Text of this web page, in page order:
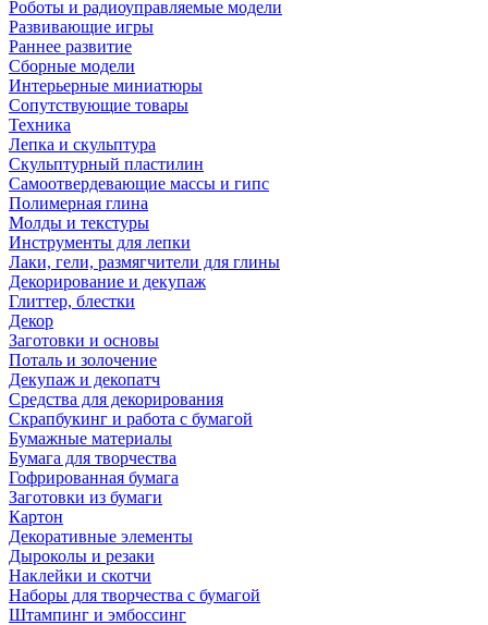
Роботы и радиоуправляемые модели
Развивающие игры
Раннее развитие
Сборные модели
Интерьерные миниатюры
Сопутствующие товары
Техника
Лепка и скульптура
Скульптурный пластилин
Самоотвердевающие массы и гипс
Полимерная глина
Молды и текстуры
Инструменты для лепки
Лаки, гели, размягчители для глины
Декорирование и декупаж
Глиттер, блестки
Декор
Заготовки и основы
Поталь и золочение
Декупаж и декопатч
Средства для декорирования
Скрапбукинг и работа с бумагой
Бумажные материалы
Бумага для творчества
Гофрированная бумага
Заготовки из бумаги
Картон
Декоративные элементы
Дыроколы и резаки
Наклейки и скотчи
Наборы для творчества с бумагой
Штампинг и эмбоссинг